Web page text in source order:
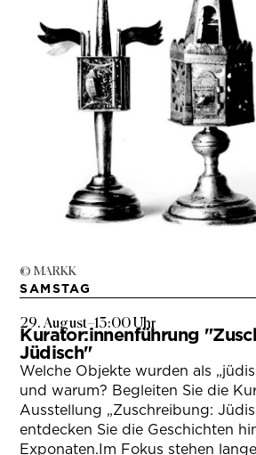
© MARKK
SAMSTAG
29. August–13:00 Uhr
Kurator:innenführung
Jüdisch"
Welche Objekte wurden als
und warum? Begleiten Sie die
Ausstellung „Zuschreibung:
entdecken Sie die Geschichten
Exponaten.Im Fokus stehen